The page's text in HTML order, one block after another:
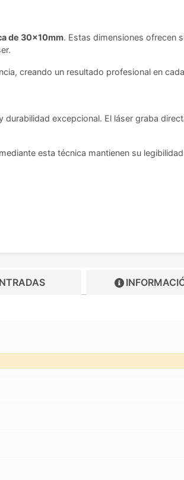
de 30x10mm. Estas dimensiones ofrecen
creando un resultado profesional en
excepcional. El láser graba
esta técnica mantienen su